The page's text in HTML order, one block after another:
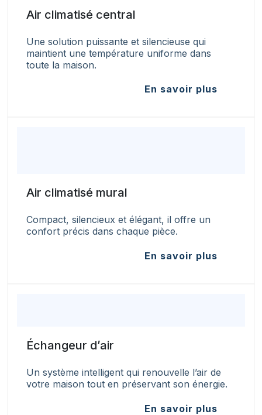
Air climatisé central
Une solution puissante et silencieuse qui
maintient une température uniforme dans
toute la maison.
En savoir plus
Air climatisé mural
Compact, silencieux et élégant, il offre un
confort précis dans chaque pièce.
En savoir plus
Échangeur d’air
Un système intelligent qui renouvelle l’air de
votre maison tout en préservant son énergie.
En savoir plus